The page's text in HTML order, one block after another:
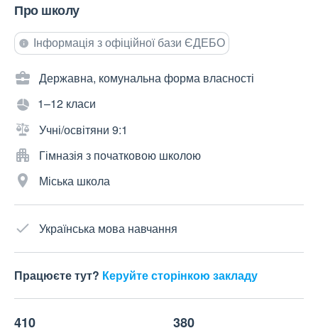
Про школу
Інформація з офіційної бази ЄДЕБО
Державна, комунальна форма власності
1–12 класи
Учні/освітяни 9:1
Гімназія з початковою школою
Міська школа
Українська мова навчання
Працюєте тут? Керуйте сторінкою закладу
410 380